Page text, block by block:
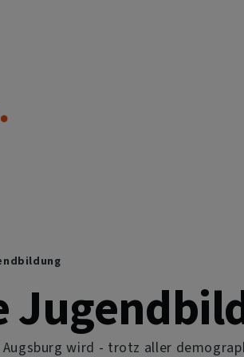
wird - trotz aller